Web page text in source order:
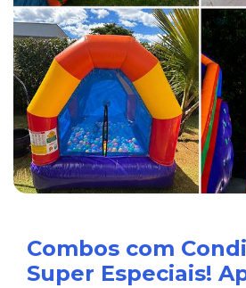
Combos com
Super Especiais!